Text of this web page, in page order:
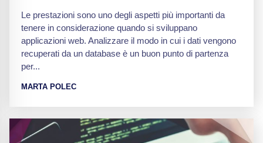
Le prestazioni sono uno degli aspetti più importanti da
tenere in considerazione quando si sviluppano
applicazioni web. Analizzare il modo in cui i dati vengono
recuperati da un database è un buon punto di partenza
per...
MARTA POLEC